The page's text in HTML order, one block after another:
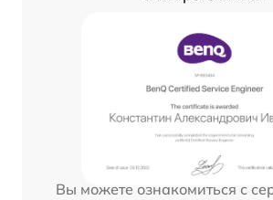
Вы можете ознакомиться с